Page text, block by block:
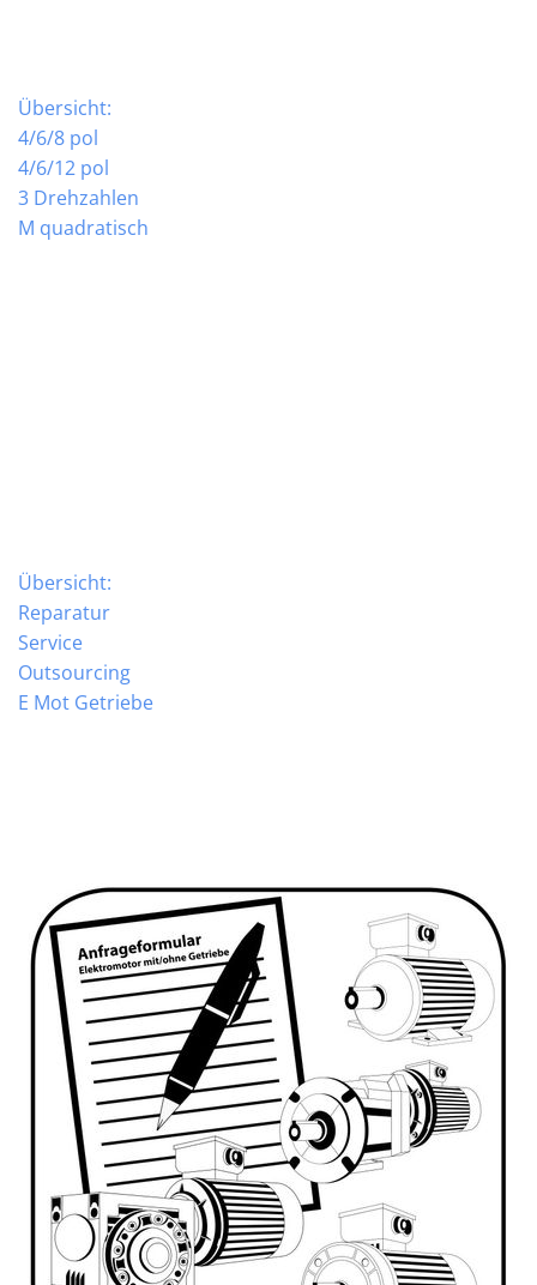
Übersicht:
4/6/8 pol
4/6/12 pol
3 Drehzahlen
M quadratisch
Übersicht:
Reparatur
Service
Outsourcing
E Mot Getriebe